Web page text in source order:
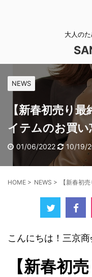
大人の
NEWS
【新春初売り
イテムのお買
01/06/2022 10/19/
HOME > NEWS > 【新春初
こんにちは！三京
【新春初